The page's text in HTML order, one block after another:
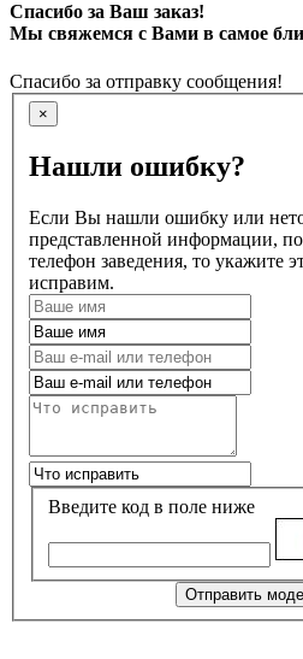
Спасибо за Ваш заказ!
Мы свяжемся с Вами в самое
Спасибо за отправку сообщения!
×
Нашли ошибку?
Если Вы нашли ошибку или
представленной информации,
телефон заведения, то укажите
исправим.
Введите код в поле ниже
Отправить